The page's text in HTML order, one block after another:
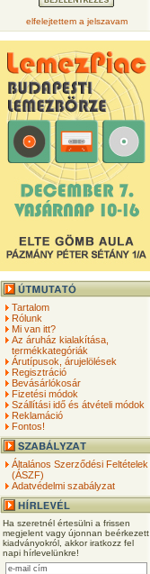
elfelejtettem a jelszavam
Tartalom
Rólunk
Mi van itt?
Az áruház kialakítása,
termékkategóriák
Árutípusok, árujelölések
Regisztráció
Bevásárlókosár
Fizetési módok
Szállítási idő és átvételi módok
Reklamáció
Fontos!
Általános Szerződési Feltételek
(ÁSZF)
Adatvédelmi szabályzat
Ha szeretnél értesülni a frissen
megjelent vagy újonnan beérkezett
kiadványokról, akkor iratkozz fel
napi hírlevelünkre!